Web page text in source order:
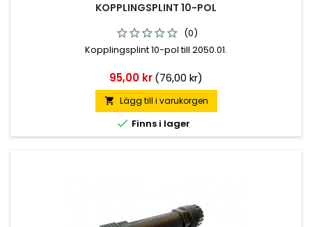
KOPPLINGSPLINT 10-POL
(0)
Kopplingsplint 10-pol till 2050.01.
Pris
95,00 kr(76,00 kr)
 Lägg till i varukorgen
 Finns i lager